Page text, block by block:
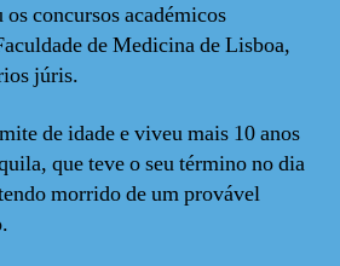
concursos académicos
de Medicina de Lisboa,
júris.
de idade e viveu mais 10 anos
que teve o seu término no dia
morrido de um provável